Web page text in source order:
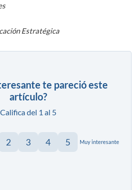
Estratégica
te pareció este
artículo?
Califica del 1 al 5
2 3 4 5 Muy interesante